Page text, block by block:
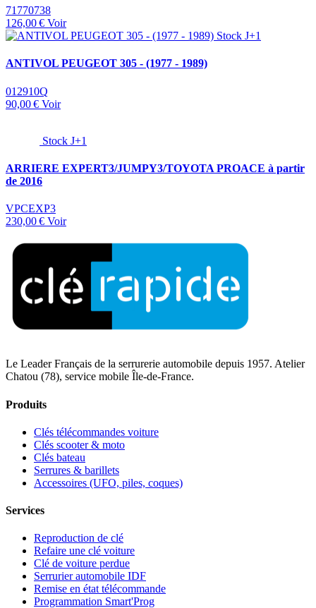
71770738
126,00 € Voir
Stock J+1
ANTIVOL PEUGEOT 305 - (1977 - 1989)
012910Q
90,00 € Voir
Stock J+1
ARRIERE EXPERT3/JUMPY3/TOYOTA PROACE à partir
de 2016
VPCEXP3
230,00 € Voir
Le Leader Français de la serrurerie automobile depuis 1957. Atelier
Chatou (78), service mobile Île-de-France.
Produits
Clés télécommandes voiture
Clés scooter & moto
Clés bateau
Serrures & barillets
Accessoires (UFO, piles, coques)
Services
Reproduction de clé
Refaire une clé voiture
Clé de voiture perdue
Serrurier automobile IDF
Remise en état télécommande
Programmation Smart'Prog